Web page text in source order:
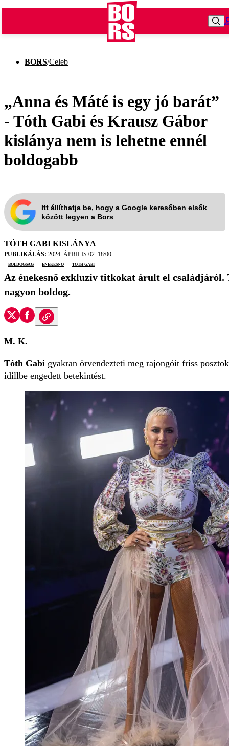
BORS/Celeb
„Anna és Máté is egy jó barát”
- Tóth Gabi és Krausz Gábor
kislánya nem is lehetne ennél
boldogabb
Itt állíthatja be, hogy a Google keresőben elsők
között legyen a Bors
TÓTH GABI KISLÁNYA
PUBLIKÁLÁS: 2024. ÁPRILIS 02. 18:00
boldogság
énekesnő Tóth Gabi
Az énekesnő exkluzív titkokat árult el családjáról.
nagyon boldog.
M. K.
Tóth Gabi gyakran örvendezteti meg rajongóit friss
idillbe engedett betekintést.